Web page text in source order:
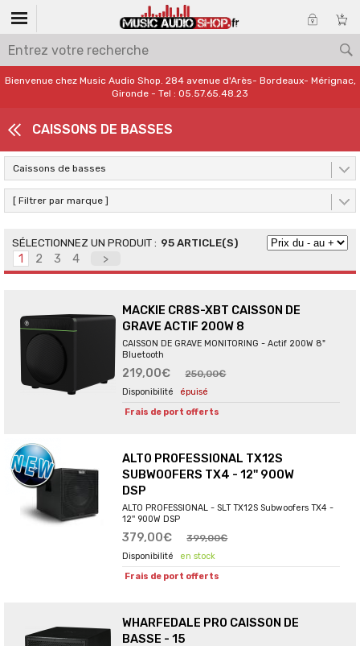
Bienvenue chez Music Audio Shop. 284 avenue d'Arès- Bordeaux- Mérignac,
Gironde - Tel : 05.57.65.48.23
CAISSONS DE BASSES
Caissons de basses
[ Filtrer par marque ]
95 ARTICLE(S)
1 2 3 4 >
MACKIE CR8S-XBT CAISSON DE
GRAVE ACTIF 200W 8
CAISSON DE GRAVE MONITORING - Actif 200W 8"
Bluetooth
219,00€ 250,00€
épuisé
Frais de port offerts
ALTO PROFESSIONAL TX12S
SUBWOOFERS TX4 - 12'' 900W
DSP
ALTO PROFESSIONAL - SLT TX12S Subwoofers TX4 -
12'' 900W DSP
379,00€ 399,00€
en stock
Frais de port offerts
WHARFEDALE PRO CAISSON DE
BASSE - 15